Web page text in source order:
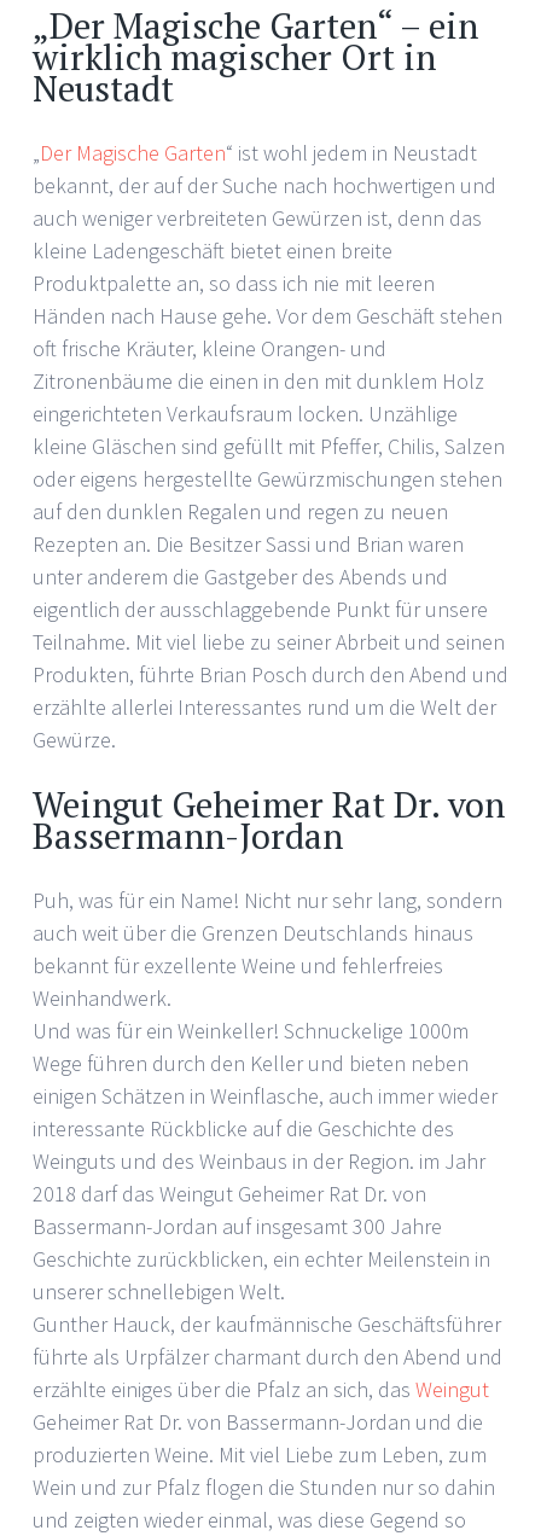
„Der Magische Garten“ – ein
wirklich magischer Ort in
Neustadt
Der Magische Garten“ ist wohl jedem in Neustadt
bekannt, der auf der Suche nach hochwertigen und
auch weniger verbreiteten Gewürzen ist, denn das
kleine Ladengeschäft bietet einen breite
Produktpalette an, so dass ich nie mit leeren
Händen nach Hause gehe. Vor dem Geschäft stehen
oft frische Kräuter, kleine Orangen- und
Zitronenbäume die einen in den mit dunklem Holz
eingerichteten Verkaufsraum locken. Unzählige
kleine Gläschen sind gefüllt mit Pfeffer, Chilis, Salzen
oder eigens hergestellte Gewürzmischungen stehen
auf den dunklen Regalen und regen zu neuen
Rezepten an. Die Besitzer Sassi und Brian waren
unter anderem die Gastgeber des Abends und
eigentlich der ausschlaggebende Punkt für unsere
Teilnahme. Mit viel liebe zu seiner Abrbeit und seinen
Produkten, führte Brian Posch durch den Abend und
erzählte allerlei Interessantes rund um die Welt der
Gewürze.
Weingut Geheimer Rat Dr. von
Bassermann-Jordan
Puh, was für ein Name! Nicht nur sehr lang, sondern
auch weit über die Grenzen Deutschlands hinaus
bekannt für exzellente Weine und fehlerfreies
Weinhandwerk.
Und was für ein Weinkeller! Schnuckelige 1000m
Wege führen durch den Keller und bieten neben
einigen Schätzen in Weinflasche, auch immer wieder
interessante Rückblicke auf die Geschichte des
Weinguts und des Weinbaus in der Region. im Jahr
2018 darf das Weingut Geheimer Rat Dr. von
Bassermann-Jordan auf insgesamt 300 Jahre
Geschichte zurückblicken, ein echter Meilenstein in
unserer schnellebigen Welt.
Gunther Hauck, der kaufmännische Geschäftsführer
führte als Urpfälzer charmant durch den Abend und
erzählte einiges über die Pfalz an sich, das Weingut
Geheimer Rat Dr. von Bassermann-Jordan und die
produzierten Weine. Mit viel Liebe zum Leben, zum
Wein und zur Pfalz flogen die Stunden nur so dahin
und zeigten wieder einmal, was diese Gegend so